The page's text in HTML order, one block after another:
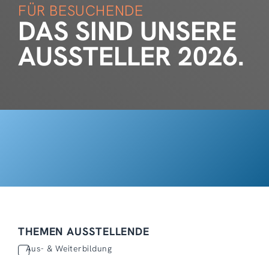
FÜR BESUCHENDE
DAS SIND UNSERE
AUSSTELLER 2026.
THEMEN AUSSTELLENDE
Aus- & Weiterbildung